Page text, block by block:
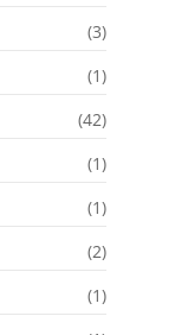
(3)
(1)
(42)
(1)
(1)
(2)
(1)